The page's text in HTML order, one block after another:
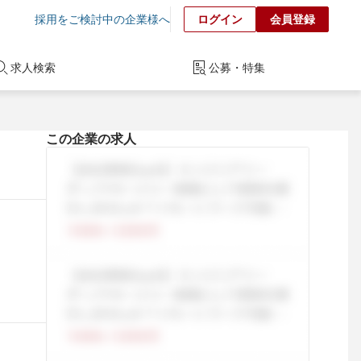
採用をご検討中の企業様へ ログイン 会員登録
求人検索 公募・特集
この企業の求人